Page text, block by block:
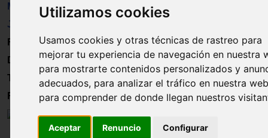
Utilizamos cookies
Usamos cookies y otras técnicas de rastreo para
mejorar tu experiencia de navegación en nuestra
para mostrarte contenidos personalizados y
adecuados, para analizar el tráfico en nuestra
para comprender de donde llegan nuestros
Aceptar Renuncio Configurar
Material
Juguetes
Formación
Directorio
Trabajo
Registro